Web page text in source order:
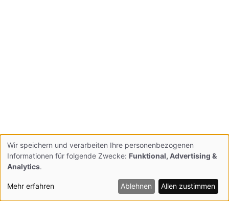
Verwendung
personenbezogener
Daten
Wir speichern und verarbeiten Ihre personenbezogenen
Informationen für folgende Zwecke: Funktional, Advertising &
Analytics.
Mehr erfahren Ablehnen Allen zustimmen